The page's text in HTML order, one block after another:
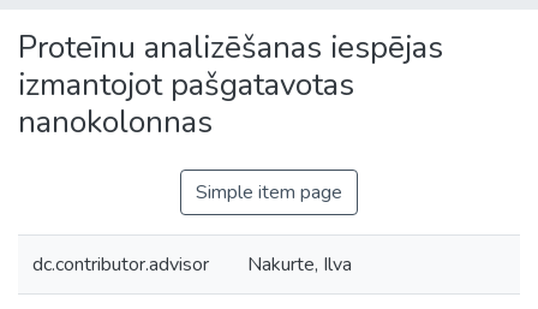
Proteīnu analizēšanas iespējas
izmantojot pašgatavotas
nanokolonnas
Simple item page
dc.contributor.advisor Nakurte, Ilva